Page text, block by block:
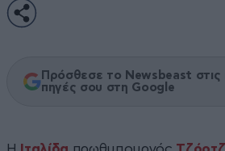
Πρόσθεσε το Newsbeast στις
πηγές σου στη Google